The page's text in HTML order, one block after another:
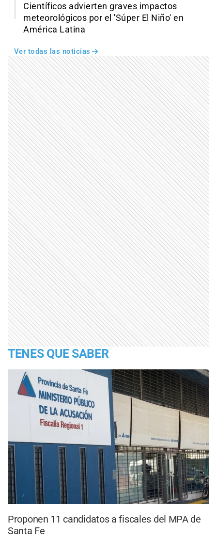
Científicos advierten graves impactos
meteorológicos por el 'Súper El Niño' en
América Latina
Ver todas las noticias
TENES QUE SABER
Proponen 11 candidatos a fiscales del MPA de
Santa Fe